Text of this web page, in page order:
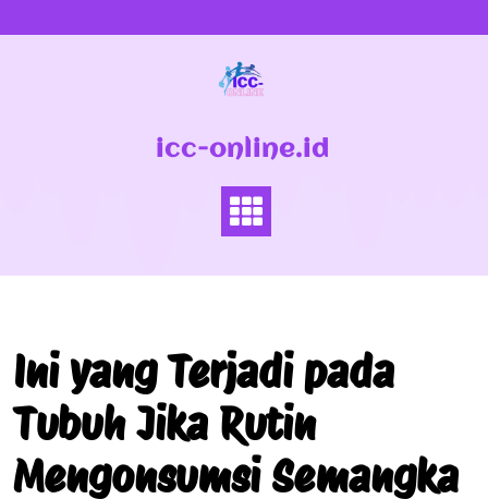
to
icc-online.id
Ini yang Terjadi pada
Tubuh Jika Rutin
Mengonsumsi Semangka